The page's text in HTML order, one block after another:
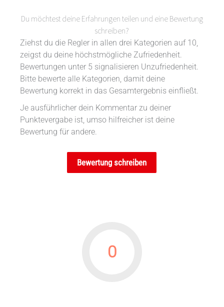
Du möchtest deine Erfahrungen teilen und eine Bewertung
schreiben?
Ziehst du die Regler in allen drei Kategorien auf 10,
zeigst du deine höchstmögliche Zufriedenheit.
Bewertungen unter 5 signalisieren Unzufriedenheit.
Bitte bewerte alle Kategorien, damit deine
Bewertung korrekt in das Gesamtergebnis einfließt.
Je ausführlicher dein Kommentar zu deiner
Punktevergabe ist, umso hilfreicher ist deine
Bewertung für andere.
Bewertung schreiben
0